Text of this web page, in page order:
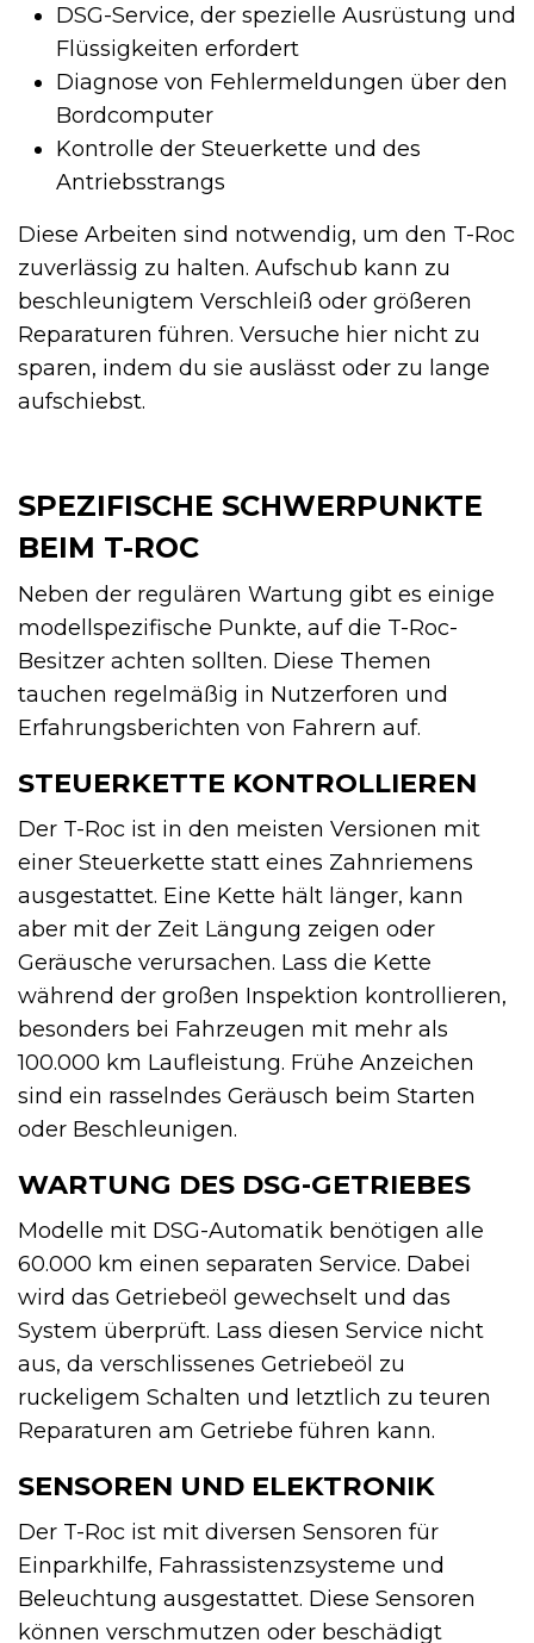
DSG-Service, der spezielle Ausrüstung und
Flüssigkeiten erfordert
Diagnose von Fehlermeldungen über den
Bordcomputer
Kontrolle der Steuerkette und des
Antriebsstrangs
Diese Arbeiten sind notwendig, um den T-Roc
zuverlässig zu halten. Aufschub kann zu
beschleunigtem Verschleiß oder größeren
Reparaturen führen. Versuche hier nicht zu
sparen, indem du sie auslässt oder zu lange
aufschiebst.
SPEZIFISCHE SCHWERPUNKTE
BEIM T-ROC
Neben der regulären Wartung gibt es einige
modellspezifische Punkte, auf die T-Roc-
Besitzer achten sollten. Diese Themen
tauchen regelmäßig in Nutzerforen und
Erfahrungsberichten von Fahrern auf.
STEUERKETTE KONTROLLIEREN
Der T-Roc ist in den meisten Versionen mit
einer Steuerkette statt eines Zahnriemens
ausgestattet. Eine Kette hält länger, kann
aber mit der Zeit Längung zeigen oder
Geräusche verursachen. Lass die Kette
während der großen Inspektion kontrollieren,
besonders bei Fahrzeugen mit mehr als
100.000 km Laufleistung. Frühe Anzeichen
sind ein rasselndes Geräusch beim Starten
oder Beschleunigen.
WARTUNG DES DSG-GETRIEBES
Modelle mit DSG-Automatik benötigen alle
60.000 km einen separaten Service. Dabei
wird das Getriebeöl gewechselt und das
System überprüft. Lass diesen Service nicht
aus, da verschlissenes Getriebeöl zu
ruckeligem Schalten und letztlich zu teuren
Reparaturen am Getriebe führen kann.
SENSOREN UND ELEKTRONIK
Der T-Roc ist mit diversen Sensoren für
Einparkhilfe, Fahrassistenzsysteme und
Beleuchtung ausgestattet. Diese Sensoren
können verschmutzen oder beschädigt